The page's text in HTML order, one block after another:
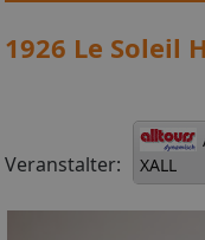
1926 Le Soleil
Veranstalter:
XALL